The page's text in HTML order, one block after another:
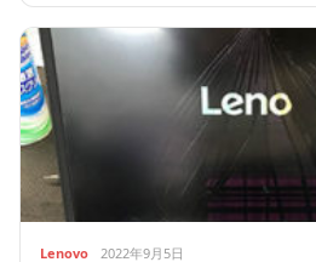
Lenovo 2022年9月5日